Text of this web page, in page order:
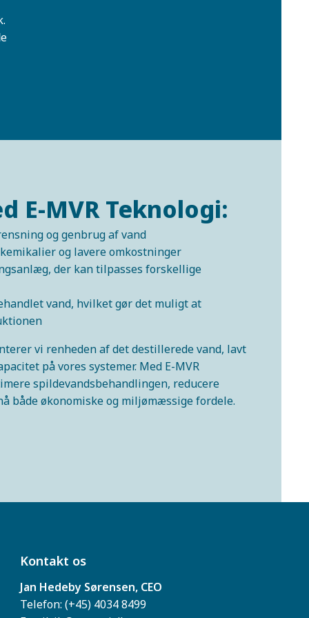
E-MVR Teknologi:
og genbrug af vand
og lavere omkostninger
der kan tilpasses forskellige
vand, hvilket gør det muligt at
vi renheden af det destillerede vand, lavt
på vores systemer. Med E-MVR
spildevandsbehandlingen, reducere
både økonomiske og miljømæssige fordele.
Kontakt os
Jan Hedeby Sørensen, CEO
Telefon: (+45) 4034 8499